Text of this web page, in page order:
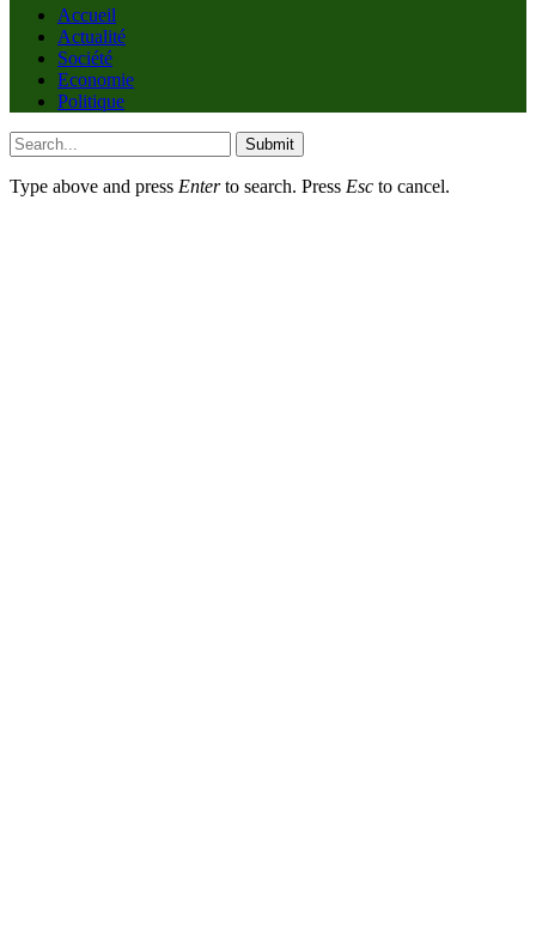
Accueil
Actualité
Société
Economie
Politique
Submit
Type above and press Enterto search. Press Esc to cancel.